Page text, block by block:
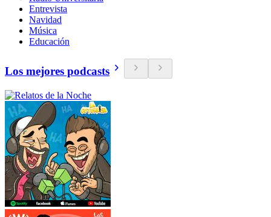
Entrevista
Navidad
Música
Educación
Los mejores podcasts